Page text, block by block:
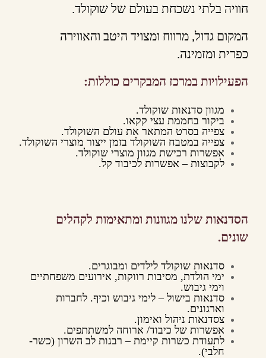
חוויה בלתי נשכחת בעולם של שוקולד.
המקום גדול, מרווח ומצויד היטב והאווירה
כפרית ומזמינה.
הפעילויות במרכז המבקרים כוללות:
מגוון סדנאות שוקולד.
ביקור בחממת עצי קקאו.
צפייה בסרט המתאר את עולם השוקולד.
צפייה במטבח השוקולד בזמן ייצור מוצרי השוקולד.
אפשרות רכישת מגוון מוצרי שוקולד.
לקבוצות – אפשרות לכיבוד קל.
הסדנאות שלנו מגוונות ומתאימות לקהלים
שונים.
סדנאות שוקולד לילדים ומבוגרים.
ימי הולדת, מסיבות רווקות, אירועים משפחתיים
וימי גיבוש.
סדנאות בישול – לימי גיבוש וכיף. לחברות
וארגונים.
צסדנאות ניהול ואימון.
אפשרות של כיבוד/ ארוחה למשתתפים.
לתעודת כשרות קיימת – רבנות לב השרון (כשר-
חלבי).